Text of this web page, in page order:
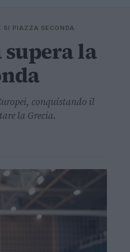
SI PIAZZA SECONDA
la
conquistando il
la Grecia.